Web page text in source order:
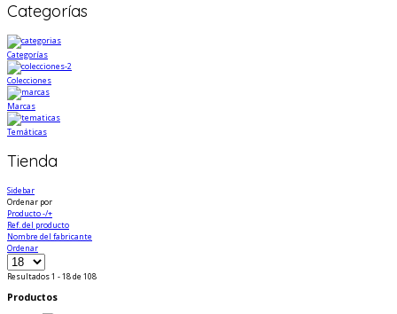
Categorías
Categorías
Colecciones
Marcas
Temáticas
Tienda
Sidebar
Ordenar por
Producto -/+
Ref. del producto
Nombre del fabricante
Ordenar
Resultados 1 - 18 de 108
Productos